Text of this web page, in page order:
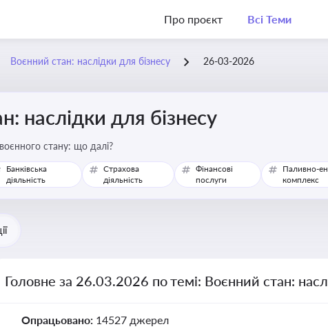
Про проєкт Всі Теми
Воєнний стан: наслідки для бізнесу 26-03-2026
наслідки для бізнесу
стану: що далі?
Банківська
діяльність
Страхова
діяльність
Фінансові
послуги
Паливно-
комплекс
Головне за 26.03.2026 по темі: Воєнний стан:
Опрацьовано: 14527 джерел